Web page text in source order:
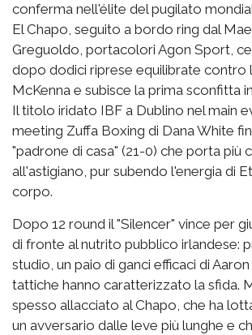
conferma nell'élite del pugilato
El Chapo, seguito a bordo ring dal
Greguoldo, portacolori Agon Sport,
dopo dodici riprese equilibrate contro
McKenna e subisce la prima sconfitta
Il titolo iridato IBF a Dublino nel main
meeting Zuffa Boxing di Dana White
"padrone di casa" (21-0) che porta più
all'astigiano, pur subendo l'energia di
corpo.
Dopo 12 round il "Silencer" vince per
di fronte al nutrito pubblico irlandese:
studio, un paio di ganci efficaci di
tattiche hanno caratterizzato la sfida.
spesso allacciato al Chapo, che ha
un avversario dalle leve più lunghe e